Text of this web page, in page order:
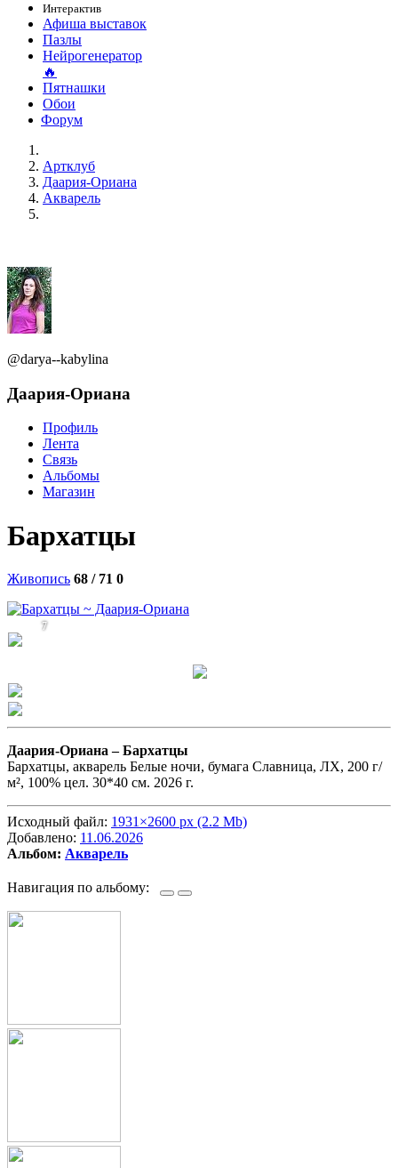
Интерактив
Афиша выставок
Пазлы
Нейрогенератор
🔥
Пятнашки
Обои
Форум
Артклуб
Даария-Ориана
Акварель
@darya--kabylina
Даария-Ориана
Профиль
Лента
Связь
Альбомы
Магазин
Бархатцы
Живопись 68 / 71 0
7
Даария-Ориана –Бархатцы
Бархатцы, акварель Белые ночи, бумага Славница, ЛХ, 200 г/
м², 100% цел. 30*40 см. 2026 г.
Исходный файл: 1931×2600 px (2.2 Mb)
Добавлено: 11.06.2026
Альбом: Акварель
Навигация по альбому: